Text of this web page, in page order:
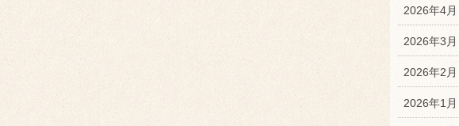
2026年4月
2026年3月
2026年2月
2026年1月